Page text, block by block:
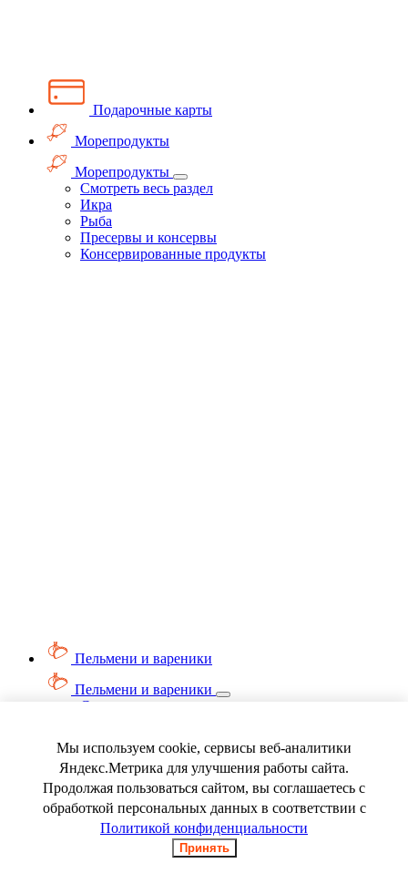
Подарочные карты
Морепродукты
Морепродукты
Смотреть весь раздел
Икра
Рыба
Пресервы и консервы
Консервированные продукты
Пельмени и вареники
Пельмени и вареники
Смотреть весь раздел
Ягода замороженная
Мы используем cookie, сервисы веб-аналитики
Яндекс.Метрика для улучшения работы сайта.
Продолжая пользоваться сайтом, вы соглашаетесь с
обработкой персональных данных в соответствии с
Политикой конфиденциальности
Принять